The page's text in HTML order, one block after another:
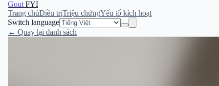
Gout FYI
Trang chủĐiều trịTriệu chứngYếu tố kích hoạt
Switch language
← Quay lại danh sách